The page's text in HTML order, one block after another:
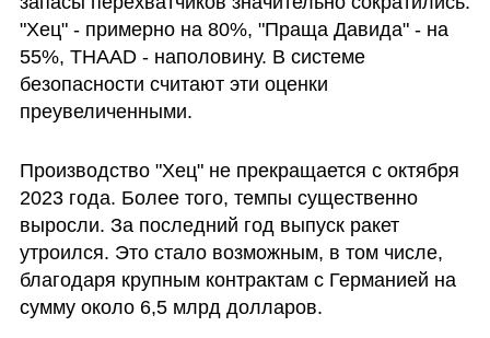
"Хец" - примерно на 80%, "Праща Давида" - на
55%, THAAD - наполовину. В системе
безопасности считают эти оценки
преувеличенными.
Производство "Хец" не прекращается с октября
2023 года. Более того, темпы существенно
выросли. За последний год выпуск ракет
утроился. Это стало возможным, в том числе,
благодаря крупным контрактам с Германией на
сумму около 6,5 млрд долларов.